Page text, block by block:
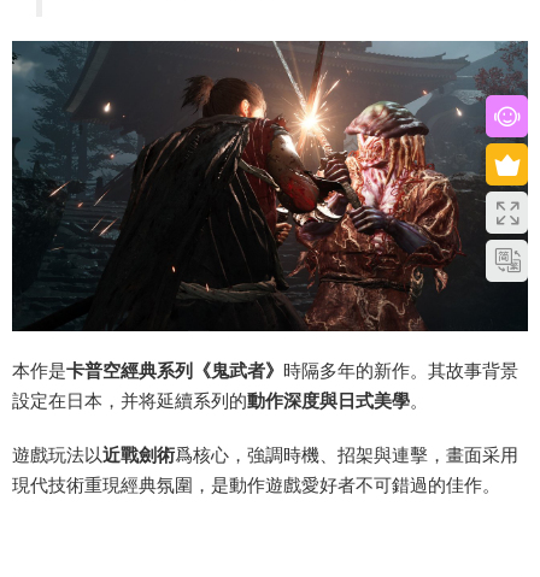
本作是卡普空經典系列《鬼武者》 時隔多年的新作。其故事背景
設定在日本，并将延續系列的動作深度與日式美學。
遊戲玩法以近戰劍術爲核心，強調時機、招架與連擊，畫面采用
現代技術重現經典氛圍，是動作遊戲愛好者不可錯過的佳作。